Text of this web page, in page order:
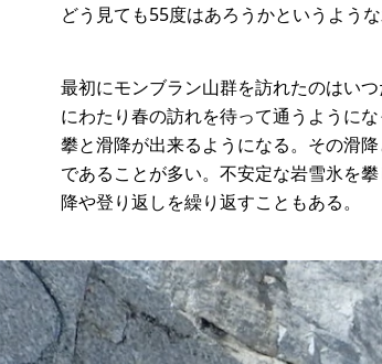
どう見ても55度はあろうかというような
最初にモンブラン山群を訪れたのはい
にわたり春の訪れを待って通うように
攀と滑降が出来るようになる。その滑
であることが多い。不安定な岩雪氷を
降や登り返しを繰り返すこともある。